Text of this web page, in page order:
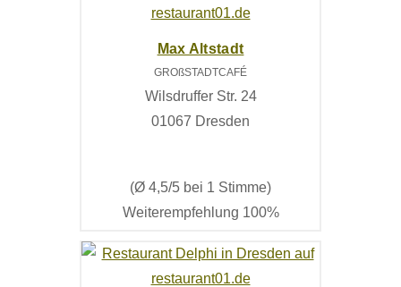
Max Altstadt
GROßSTADTCAFÉ
Wilsdruffer Str. 24
01067 Dresden
(Ø 4,5/5 bei 1 Stimme)
Weiterempfehlung 100%